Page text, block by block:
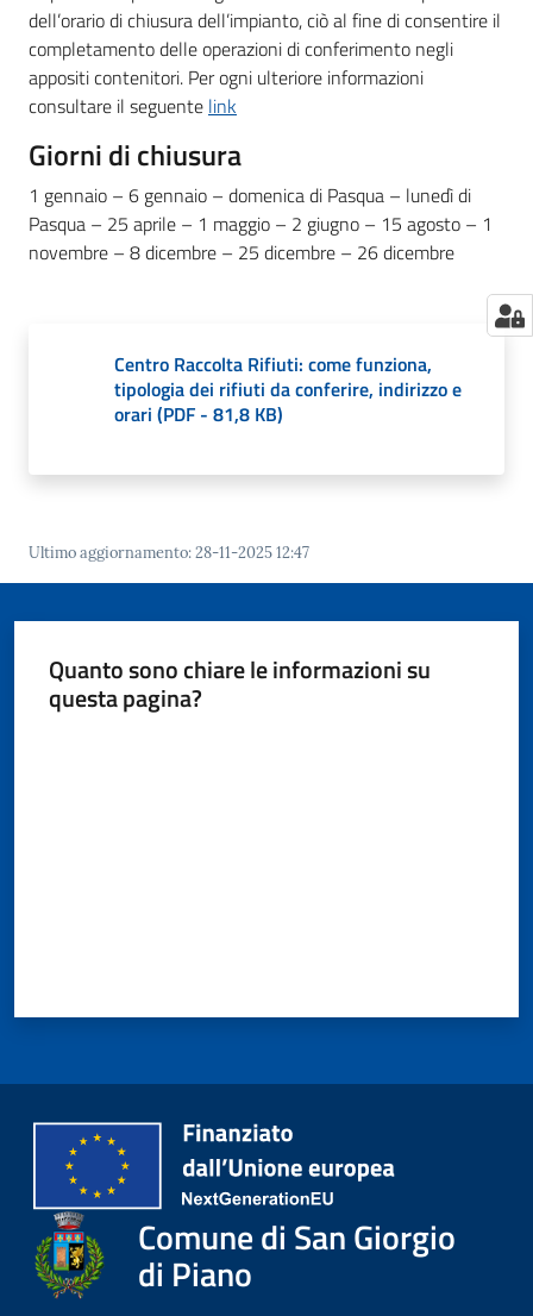
dell’orario di chiusura dell’impianto, ciò al fine di consentire il
completamento delle operazioni di conferimento negli
appositi contenitori. Per ogni ulteriore informazioni
consultare il seguente link
Giorni di chiusura
1 gennaio – 6 gennaio – domenica di Pasqua – lunedì di
Pasqua – 25 aprile – 1 maggio – 2 giugno – 15 agosto – 1
novembre – 8 dicembre – 25 dicembre – 26 dicembre
Centro Raccolta Rifiuti: come funziona,
tipologia dei rifiuti da conferire, indirizzo e
orari (PDF - 81,8 KB)
Ultimo aggiornamento:28-11-2025 12:47
Quanto sono chiare le informazioni su
questa pagina?
Comune di San Giorgio
di Piano